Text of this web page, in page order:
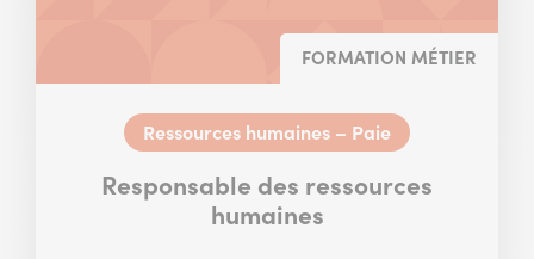
FORMATION MÉTIER
Ressources humaines – Paie
Responsable des ressources
humaines